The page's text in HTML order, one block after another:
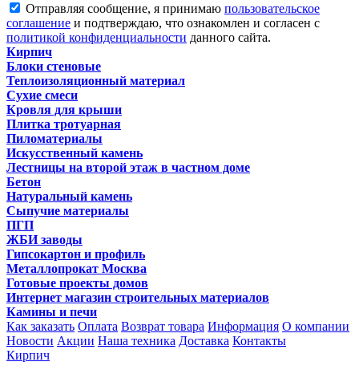
Отправляя сообщение, я принимаю пользовательское
соглашение и подтверждаю, что ознакомлен и согласен с
политикой конфиденциальности данного сайта.
Кирпич
Блоки стеновые
Теплоизоляционный материал
Сухие смеси
Кровля для крыши
Плитка тротуарная
Пиломатериалы
Искусственный камень
Лестницы на второй этаж в частном доме
Бетон
Натуральный камень
Сыпучие материалы
ПГП
ЖБИ заводы
Гипсокартон и профиль
Металлопрокат Москва
Готовые проекты домов
Интернет магазин строительных материалов
Камины и печи
Как заказать Оплата Возврат товара Информация О компании
Новости Акции Наша техника Доставка Контакты
Кирпич